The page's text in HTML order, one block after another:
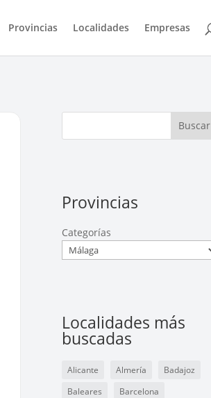
Provincias Localidades Empresas
Buscar
Provincias
Categorías
Localidades más
buscadas
Alicante Almería
Badajoz
Baleares
Barcelona